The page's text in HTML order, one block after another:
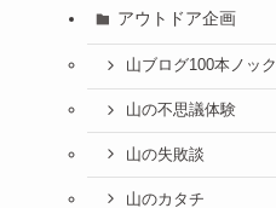
アウトドア企画
山ブログ100本ノック
山の不思議体験
山の失敗談
山のカタチ